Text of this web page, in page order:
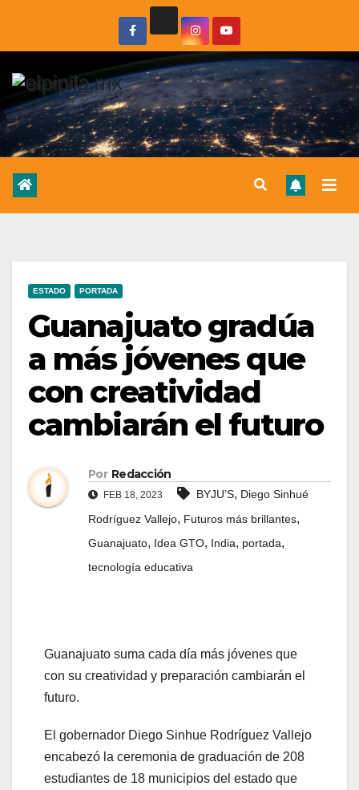
ESTADO PORTADA
Guanajuato gradúa
a más jóvenes que
con creatividad
cambiarán el futuro
Por Redacción
FEB 18, 2023 BYJU’S, Diego Sinhué
Rodríguez Vallejo, Futuros más brillantes,
Guanajuato, Idea GTO, India, portada,
tecnología educativa
Guanajuato suma cada día más jóvenes que
con su creatividad y preparación cambiarán el
futuro.
El gobernador Diego Sinhue Rodríguez Vallejo
encabezó la ceremonia de graduación de 208
estudiantes de 18 municipios del estado que